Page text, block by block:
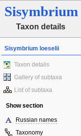
Sisymbrium
Taxon details
Sisymbrium loeselii
Taxon details
Gallery of subtaxa
List of subtaxa
Show section
Russian names
Taxonomy